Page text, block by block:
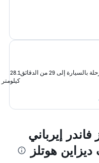
بالسيارة إلى 29 من الدقائق
28.1
كيلومتر
إيرباني
هوتلز